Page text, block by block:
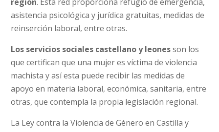
asistencia psicológica y jurídica gratuitas, medidas de
reinserción laboral, entre otras.
Los servicios sociales castellano y leonesson los
que certifican que una mujer es víctima de violencia
machista y así esta puede recibir las medidas de
apoyo en materia laboral, económica, sanitaria, entre
otras, que contempla la propia legislación regional.
La Ley contra la Violencia de Género en Castilla y